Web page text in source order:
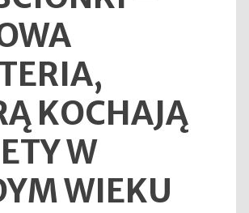
KOCHAJĄ
W
WIEKU